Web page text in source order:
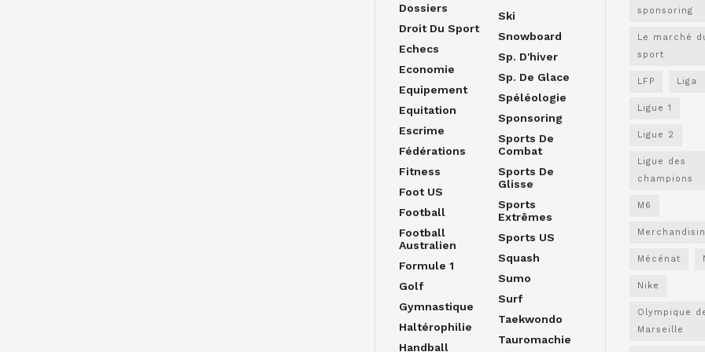
Dossiers
Droit Du Sport
Echecs
Economie
Equipement
Equitation
Escrime
Fédérations
Fitness
Foot US
Football
Football
Australien
Formule 1
Golf
Gymnastique
Haltérophilie
Handball
Ski
Snowboard
Sp. D'hiver
Sp. De Glace
Spéléologie
Sponsoring
Sports De
Combat
Sports De
Glisse
Sports
Extrêmes
Sports US
Squash
Sumo
Surf
Taekwondo
Tauromachie
sponsoring
Le marché
sport
LFP Liga
Ligue 1
Ligue 2
Ligue des
champions
M6
Mécénat
Nike
Olympique
Marseille